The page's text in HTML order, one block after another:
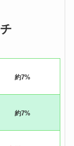
約7%
約7%